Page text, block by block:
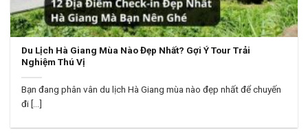
Du Lịch Hà Giang Mùa Nào Đẹp Nhất? Gợi Ý Tour Trải
Nghiệm Thú Vị
Bạn đang phân vân du lịch Hà Giang mùa nào đẹp nhất để chuyến
đi [...]